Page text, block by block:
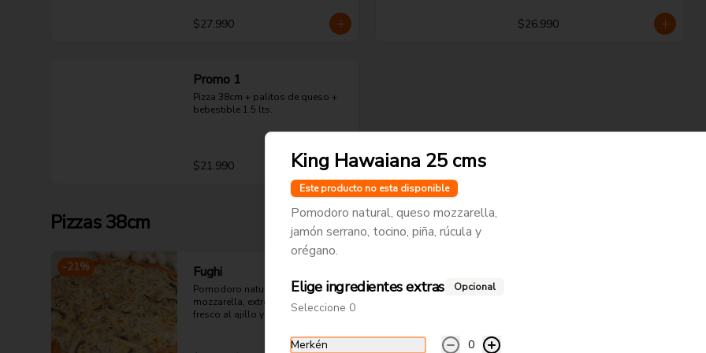
$27.990 $26.990
Promo 1
Pizza 38cm + palitos de queso +
bebestible 1.5 lts.
$21.990
Pizzas 38cm
-21% Fughi
Pomodoro natural, queso
mozzarella, extra champiñón
fresco al ajillo y orégano.
King Hawaiana 25 cms
Este producto no esta disponible
Pomodoro natural, queso mozzarella,
jamón serrano, tocino, piña, rúcula y
orégano.
Elige ingredientes extras Opcional
Seleccione 0
Merkén 0